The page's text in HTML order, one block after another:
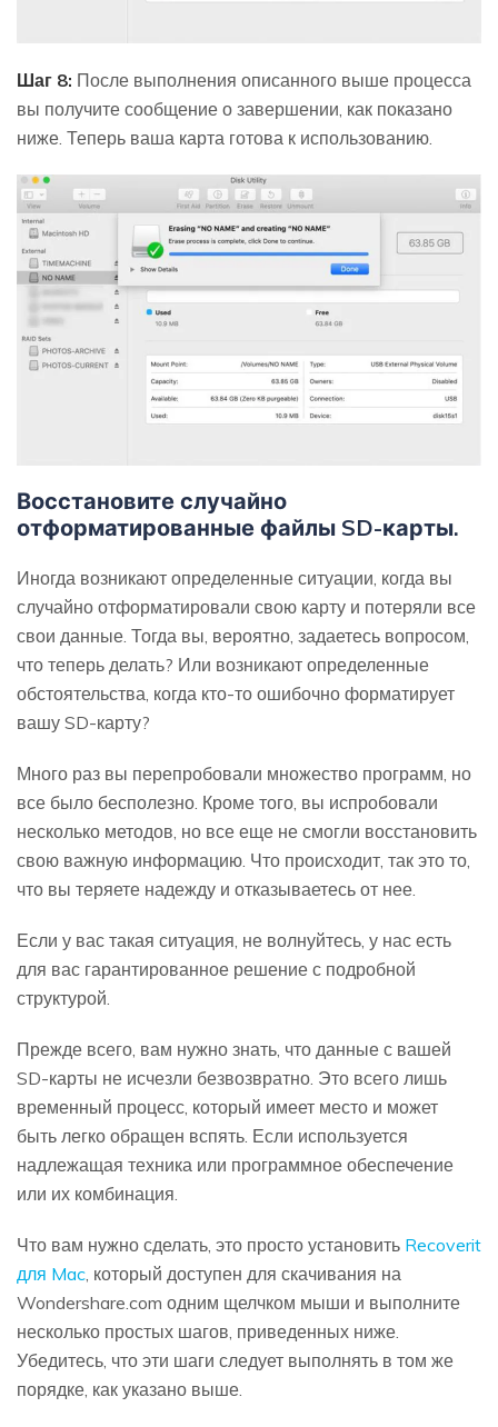
Шаг 8: После выполнения описанного выше процесса
вы получите сообщение о завершении, как показано
ниже. Теперь ваша карта готова к использованию.
Восстановите случайно
отформатированные файлы SD-карты.
Иногда возникают определенные ситуации, когда вы
случайно отформатировали свою карту и потеряли все
свои данные. Тогда вы, вероятно, задаетесь вопросом,
что теперь делать? Или возникают определенные
обстоятельства, когда кто-то ошибочно форматирует
вашу SD-карту?
Много раз вы перепробовали множество программ, но
все было бесполезно. Кроме того, вы испробовали
несколько методов, но все еще не смогли восстановить
свою важную информацию. Что происходит, так это то,
что вы теряете надежду и отказываетесь от нее.
Если у вас такая ситуация, не волнуйтесь, у нас есть
для вас гарантированное решение с подробной
структурой.
Прежде всего, вам нужно знать, что данные с вашей
SD-карты не исчезли безвозвратно. Это всего лишь
временный процесс, который имеет место и может
быть легко обращен вспять. Если используется
надлежащая техника или программное обеспечение
или их комбинация.
Что вам нужно сделать, это просто установить Recoverit
для Mac , который доступен для скачивания на
Wondershare.com одним щелчком мыши и выполните
несколько простых шагов, приведенных ниже.
Убедитесь, что эти шаги следует выполнять в том же
порядке, как указано выше.